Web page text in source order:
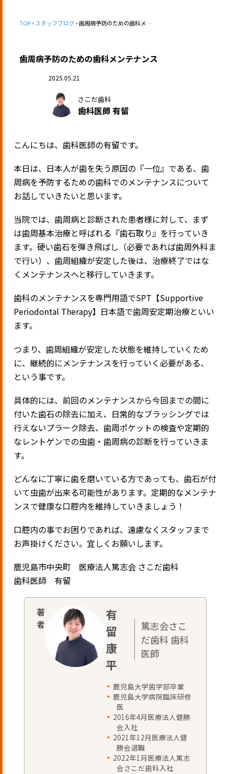
TOP スタッフブログ 歯周病予防のための歯科メンテナンス
歯周病予防のための歯科メンテナンス
2025.05.21
さこだ歯科
歯科医師 有留
こんにちは、歯科医師の有留です。
本日は、日本人が歯を失う原因の『一位』である、歯
周病を予防するための歯科でのメンテナンスについて
お話していきたいと思います。
当院では、歯周病と診断された患者様に対して、まず
は歯周基本治療と呼ばれる『歯石取り』を行っていき
ます。硬い歯石を弾き飛ばし（必要であれば歯周外科ま
で行い）、歯周組織が安定した後は、治療終了ではな
くメンテナンスへと移行していきます。
歯科のメンテナンスを専門用語でSPT【Supportive
Periodontal Therapy】日本語で歯周安定期治療といい
ます。
つまり、歯周組織が安定した状態を維持していくため
に、継続的にメンテナンスを行っていく必要がある、
という事です。
具体的には、前回のメンテナンスから今回までの間に
付いた歯石の除去に加え、日常的なブラッシングでは
行えないプラーク除去、歯周ポケットの検査や定期的
なレントゲンでの虫歯・歯周病の診断を行っていきま
す。
どんなに丁寧に歯を磨いている方であっても、歯石が付
いて虫歯が出来る可能性があります。定期的なメンテナ
ンスで健康な口腔内を維持していきましょう！
口腔内の事でお困りであれば、遠慮なくスタッフまで
お声掛けください。宜しくお願いします。
鹿児島市中央町 医療法人篤志会 さこだ歯科
歯科医師 有留
有
留
康
平
篤志会さこ
だ歯科 歯科
医師
鹿児島大学歯学部卒業
鹿児島大学病院臨床研修
医
2016年4月医療法人健勝
会入社
2021年12月医療法人健
勝会退職
2022年1月医療法人篤志
会さこだ歯科入社